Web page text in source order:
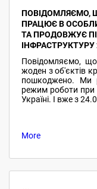
ПОВІДОМЛЯЄМО,
ПРАЦЮЄ В
ТА ПРОДОВЖУЄ
ІНФРАСТРУКТУРУ
Повідомляємо,
жоден з об'єктів
пошкоджено. Ми
режим роботи при
Україні. І вже з
More